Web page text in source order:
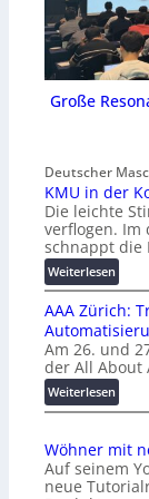
Große
Deutscher
KMU in der
Die leichte
verflogen. Im
schnappt die
Weiterlesen:
K
M
U
i
n
d
e
K
o
s
AAA Zürich:
Am 26. und
der All About
Weiterlesen:
A
A
Z
ü
Wöhner mit
Auf seinem
neue